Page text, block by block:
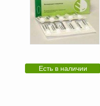
Есть в наличии